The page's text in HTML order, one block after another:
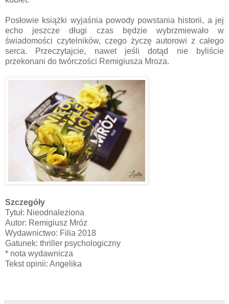
Posłowie książki wyjaśnia powody powstania historii, a jej
echo jeszcze długi czas będzie wybrzmiewało w
świadomości czytelników, czego życzę autorowi z całego
serca. Przeczytajcie, nawet jeśli dotąd nie byliście
przekonani do twórczości Remigiusza Mroza.
Szczegóły
Tytuł: Nieodnaleziona
Autor: Remigiusz Mróz
Wydawnictwo: Filia 2018
Gatunek: thriller psychologiczny
* nota wydawnicza
Tekst opinii: Angelika